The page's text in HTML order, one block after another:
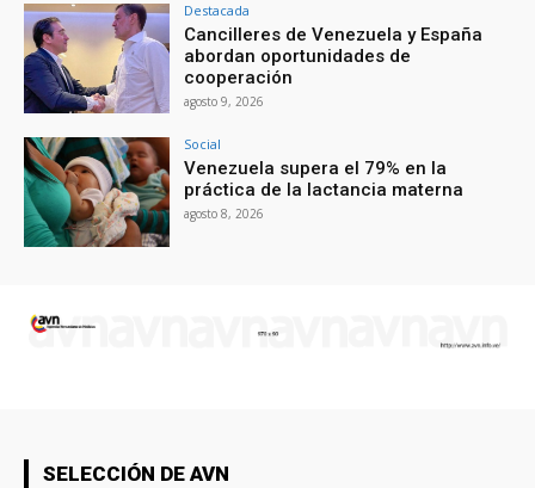
Destacada
Cancilleres de Venezuela y España
abordan oportunidades de
cooperación
agosto 9, 2026
Social
Venezuela supera el 79% en la
práctica de la lactancia materna
agosto 8, 2026
SELECCIÓN DE AVN